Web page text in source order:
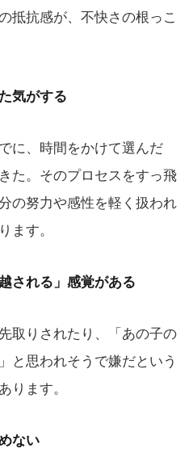
抵抗感が、不快さの根っこ
気がする
に、時間をかけて選んだ
た。そのプロセスをすっ飛
の努力や感性を軽く扱われ
ます。
される」感覚がある
取りされたり、「あの子の
と思われそうで嫌だという
ります。
ない